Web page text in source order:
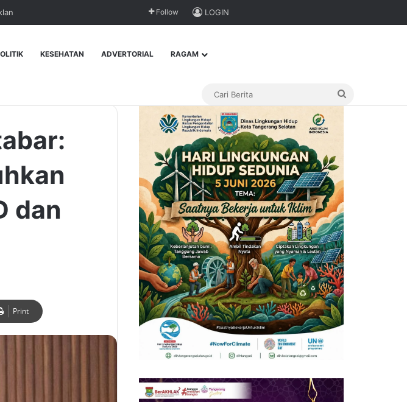
Follow LOGIN
KESEHATAN ADVERTORIAL RAGAM
dan
Print